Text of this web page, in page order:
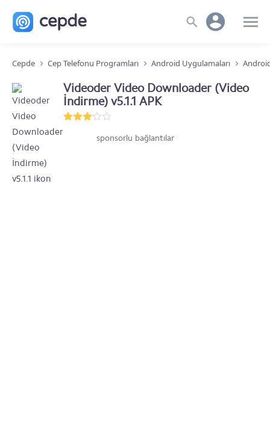
Cepde Cep Telefonu Programları Android Uygulamaları
Videoder Video Downloader (Video
İndirme) v5.1.1 APK
sponsorlu bağlantılar